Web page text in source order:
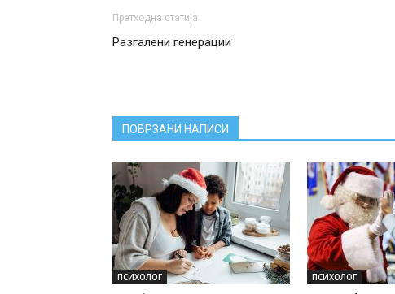
Претходна статија
Разгалени генерации
ПОВРЗАНИ НАПИСИ
ПСИХОЛОГ ПСИХОЛОГ